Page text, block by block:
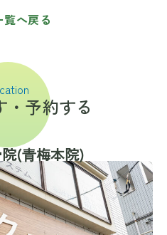
覧へ戻る
・予約する
(⻘梅本院)